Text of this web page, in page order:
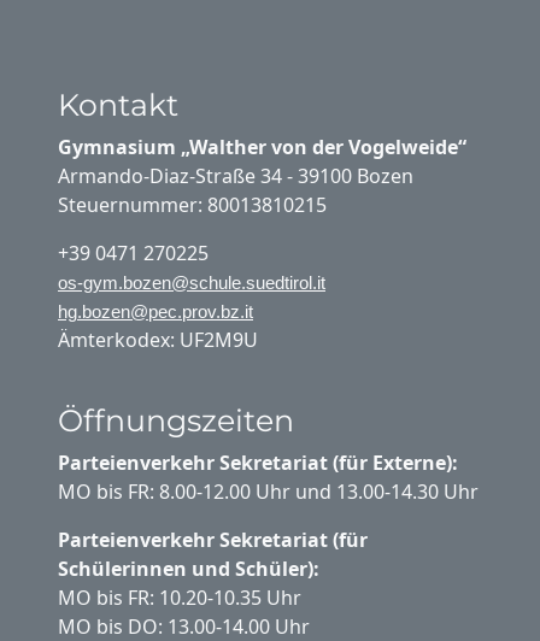
Kontakt
Gymnasium „Walther von der Vogelweide“
Armando-Diaz-Straße 34 - 39100 Bozen
Steuernummer: 80013810215
+39 0471 270225
os-gym.bozen@schule.suedtirol.it
hg.bozen@pec.prov.bz.it
Ämterkodex: UF2M9U
Öffnungszeiten
Parteienverkehr Sekretariat (für Externe):
MO bis FR: 8.00-12.00 Uhr und 13.00-14.30 Uhr
Parteienverkehr Sekretariat (für
Schülerinnen und Schüler):
MO bis FR: 10.20-10.35 Uhr
MO bis DO: 13.00-14.00 Uhr